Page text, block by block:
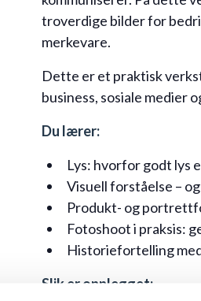
troverdige bilder for
merkevare.
Dette er et praktisk
business, sosiale medier
Du lærer:
Lys: hvorfor godt lys
Visuell forståelse –
Produkt- og
Fotoshoot i praksis:
Historiefortelling
Slik er opplegget: